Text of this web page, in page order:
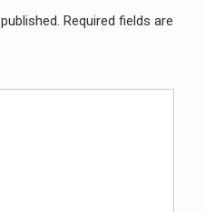
Required fields are